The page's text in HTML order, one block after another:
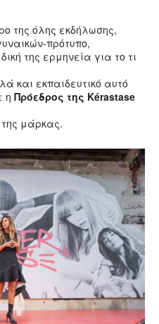
της όλης εκδήλωσης,
πρότυπο,
της ερμηνεία για το τι
και εκπαιδευτικό αυτό
η Πρόεδρος της Kérastase
μάρκας.